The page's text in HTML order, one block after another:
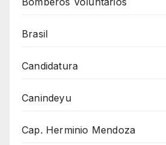
Brasil
Candidatura
Canindeyu
Cap. Herminio Mendoza